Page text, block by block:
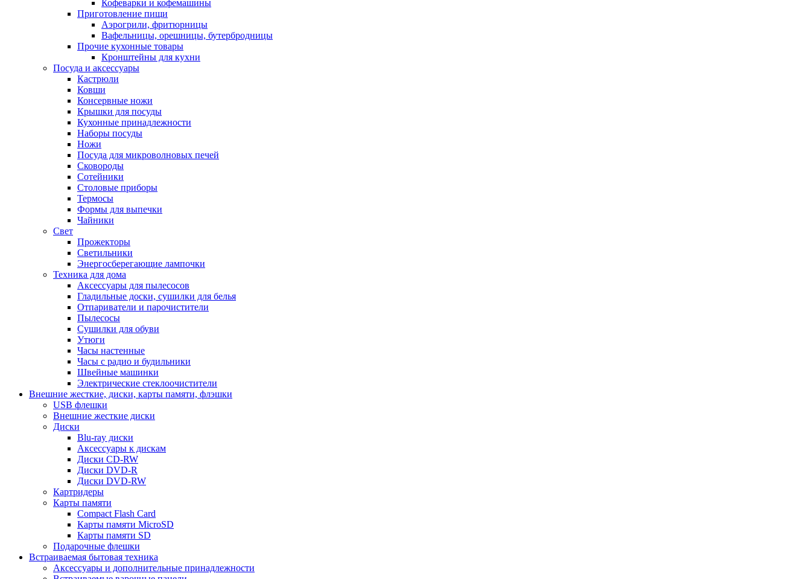
Кофеварки и кофемашины
Приготовление пищи
Аэрогрили, фритюрницы
Вафельницы, орешницы, бутербродницы
Прочие кухонные товары
Кронштейны для кухни
Посуда и аксессуары
Кастрюли
Ковши
Консервные ножи
Крышки для посуды
Кухонные принадлежности
Наборы посуды
Ножи
Посуда для микроволновых печей
Сковороды
Сотейники
Столовые приборы
Термосы
Формы для выпечки
Чайники
Свет
Прожекторы
Светильники
Энергосберегающие лампочки
Техника для дома
Аксессуары для пылесосов
Гладильные доски, сушилки для белья
Отпариватели и парочистители
Пылесосы
Сушилки для обуви
Утюги
Часы настенные
Часы с радио и будильники
Швейные машинки
Электрические стеклоочистители
Внешние жесткие, диски, карты памяти, флэшки
USB флешки
Внешние жесткие диски
Диски
Blu-ray диски
Аксессуары к дискам
Диски CD-RW
Диски DVD-R
Диски DVD-RW
Картридеры
Карты памяти
Compact Flash Card
Карты памяти MicroSD
Карты памяти SD
Подарочные флешки
Встраиваемая бытовая техника
Аксессуары и дополнительные принадлежности